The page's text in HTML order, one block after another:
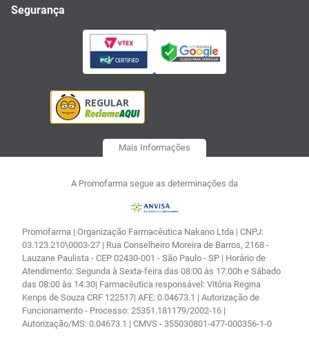
Segurança
Mais Informações
A Promofarma segue as determinações da
Promofarma | Organização Farmacêutica Nakano Ltda | CNPJ:
03.123.210\0003-27 | Rua Conselheiro Moreira de Barros, 2168 -
Lauzane Paulista - CEP 02430-001 - São Paulo - SP | Horário de
Atendimento: Segunda à Sexta-feira das 08:00 às 17:00h e Sábado
das 08:00 às 14:30| Farmacêutica responsável: Vitória Regina
Kenps de Souza CRF 122517| AFE: 0.04673.1 | Autorização de
Funcionamento - Processo: 25351.181179/2002-16 |
Autorização/MS: 0.04673.1 | CMVS - 355030801-477-000356-1-0